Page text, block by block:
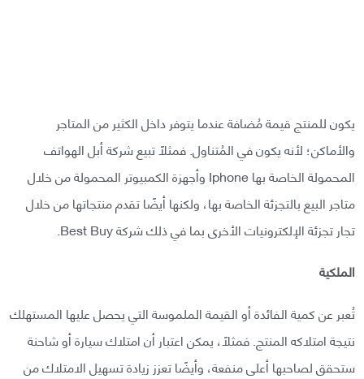
يكون للمنتج قيمة مُضافة عندما يتوفر داخل الكثير من المتاجر
والأماكن؛ لأنه يكون في المُتناول. فمثلًا تبيع شركة أبل الهواتف
المحمولة الخاصة بها Iphone وأجهزة الكمبيوتر المحمولة من خلال
متاجر البيع بالتجزئة الخاصة بها، ولكنها أيضًا تقدم منتجاتها من خلال
تجار تجزئة الإلكترونيات الأخرى بما في ذلك شركة Best Buy.
الملكية
تُعبر عن كمية الفائدة أو القيمة الملموسة التي يحصل عليها المستهلك
نتيجة امتلاكه المنتج. فمثلًا، يمكن اعتبار أن امتلاك سيارة أو شاحنة
ستحقق لصاحبها أعلى منفعة، وأيضًا تعزز زيادة تسهيل الامتلاك من